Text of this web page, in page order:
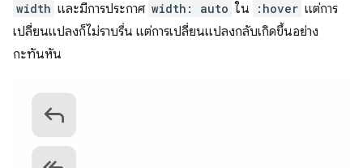
width และมีการประกาศ width: auto ใน :hover แต่การ
เปลี่ยนแปลงก็ไม่ราบรื่น แต่การเปลี่ยนแปลงกลับเกิดขึ้นอย่าง
กะทันหัน